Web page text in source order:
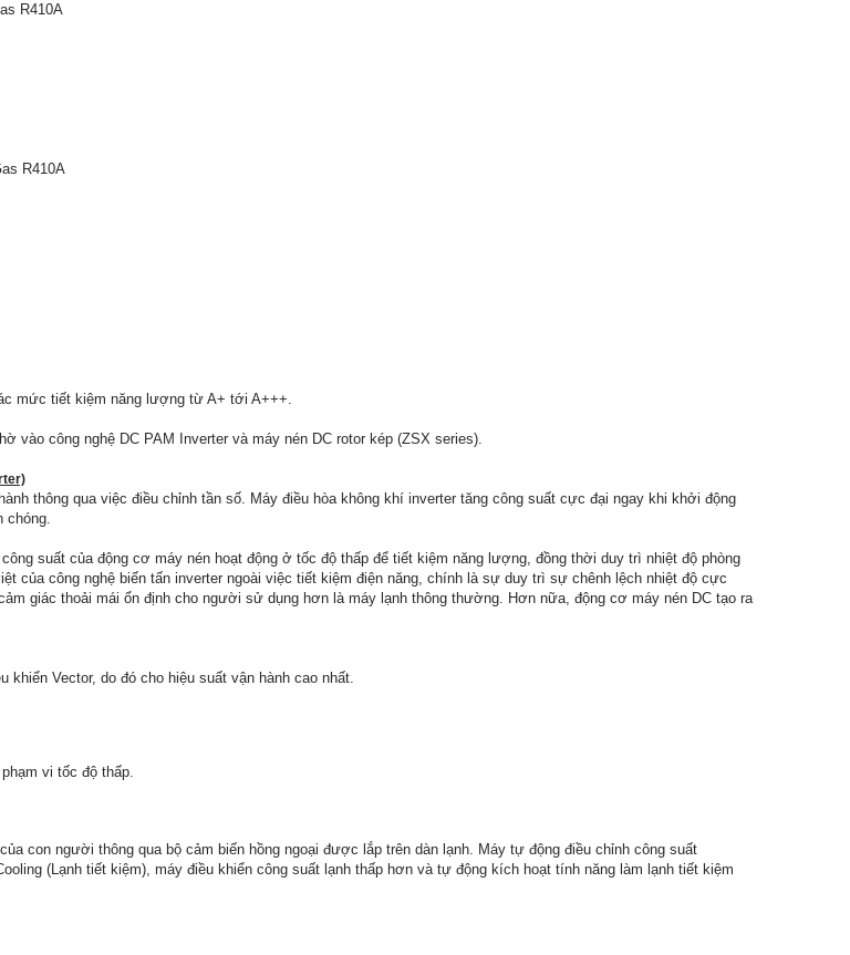
R410A
R410A
mức tiết kiệm năng lượng từ A+ tới A+++.
vào công nghệ DC PAM Inverter và máy nén DC rotor kép (ZSX series).
thông qua việc điều chỉnh tần số. Máy điều hòa không khí inverter tăng công suất cực đại ngay khi khởi động
chóng.
suất của động cơ máy nén hoạt động ở tốc độ thấp để tiết kiệm năng lượng, đồng thời duy trì nhiệt độ phòng
của công nghệ biến tấn inverter ngoài việc tiết kiệm điện năng, chính là sự duy trì sự chênh lệch nhiệt độ cực
giác thoải mái ổn định cho người sử dụng hơn là máy lạnh thông thường. Hơn nữa, động cơ máy nén DC tạo ra
khiển Vector, do đó cho hiệu suất vận hành cao nhất.
vi tốc độ thấp.
con người thông qua bộ cảm biến hồng ngoại được lắp trên dàn lạnh. Máy tự động điều chỉnh công suất
(Lạnh tiết kiệm), máy điều khiển công suất lạnh thấp hơn và tự động kích hoạt tính năng làm lạnh tiết kiệm